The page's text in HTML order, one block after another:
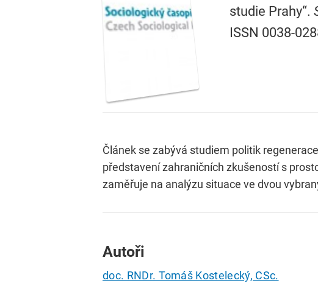
studie Prahy“.
ISSN 0038-
Článek se zabývá studiem politik
představení zahraničních zkušeností s
zaměřuje na analýzu situace ve dvou
Autoři
doc. RNDr. Tomáš Kostelecký, CSc.